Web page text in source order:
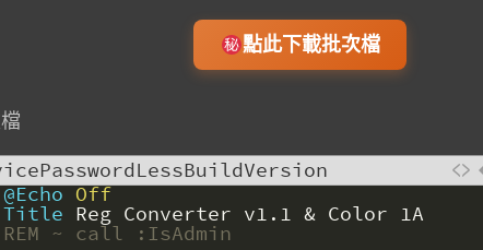
點此下載批次檔
@Echo Off
Title Reg Converter v1.1 & Color 1A
REM ~ call :IsAdmin